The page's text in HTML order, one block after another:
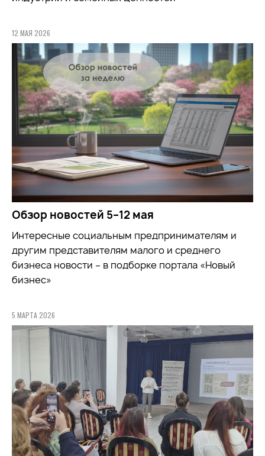
12 МАЯ 2026
Обзор новостей 5–12 мая
Интересные социальным предпринимателям и
другим представителям малого и среднего
бизнеса новости – в подборке портала «Новый
бизнес»
5 МАРТА 2026